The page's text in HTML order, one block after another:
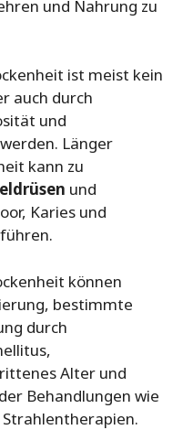
und Nahrung zu
ist meist kein
auch durch
und
Länger
kann zu
und
Karies und
können
bestimmte
durch
Alter und
Behandlungen wie